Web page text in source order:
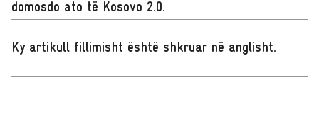
domosdo ato të Kosovo 2.0.
Ky artikull fillimisht është shkruar në anglisht.